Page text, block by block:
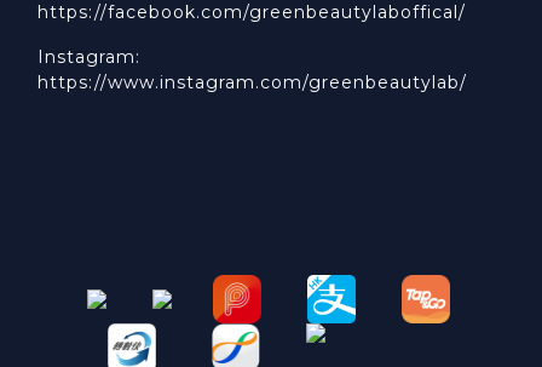
https://facebook.com/greenbeautylaboffical/
Instagram:
https://www.instagram.com/greenbeautylab/